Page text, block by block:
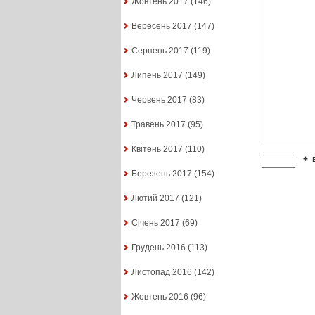
Вересень 2017 (147)
Серпень 2017 (119)
Липень 2017 (149)
Червень 2017 (83)
Травень 2017 (95)
Квітень 2017 (110)
Березень 2017 (154)
Лютий 2017 (121)
Січень 2017 (69)
Грудень 2016 (113)
Листопад 2016 (142)
Жовтень 2016 (96)
+